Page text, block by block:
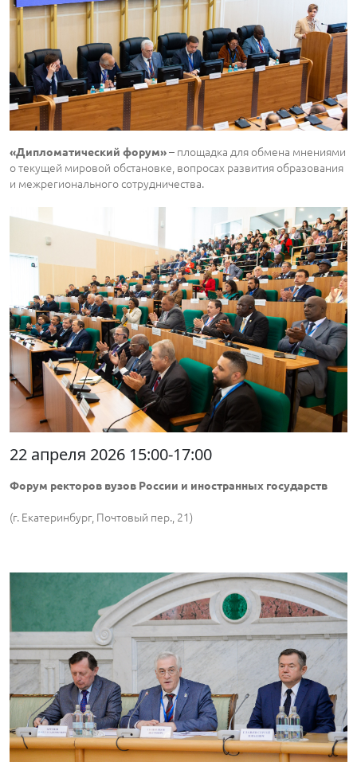
«Дипломатический форум»– площадка для обмена мнениями
о текущей мировой обстановке, вопросах развития образования
и межрегионального сотрудничества.
22 апреля 2026 15:00-17:00
Форум ректоров вузов России и иностранных государств
(г. Екатеринбург, Почтовый пер., 21)